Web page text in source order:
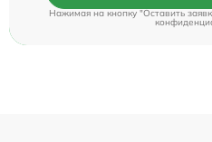
Нажимая на кнопку "Оставить